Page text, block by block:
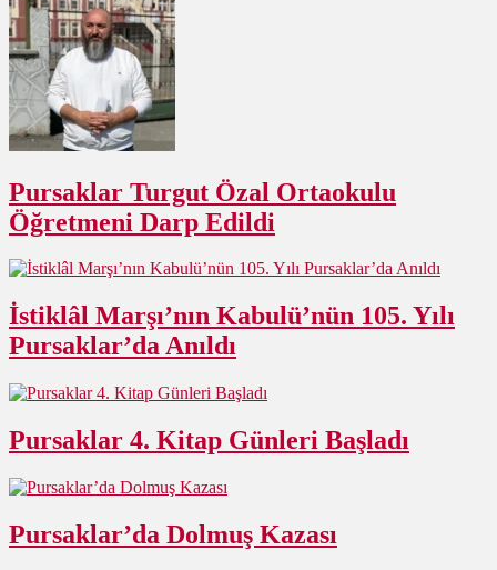
Pursaklar Turgut Özal Ortaokulu
Öğretmeni Darp Edildi
İstiklâl Marşı’nın Kabulü’nün 105. Yılı
Pursaklar’da Anıldı
Pursaklar 4. Kitap Günleri Başladı
Pursaklar’da Dolmuş Kazası